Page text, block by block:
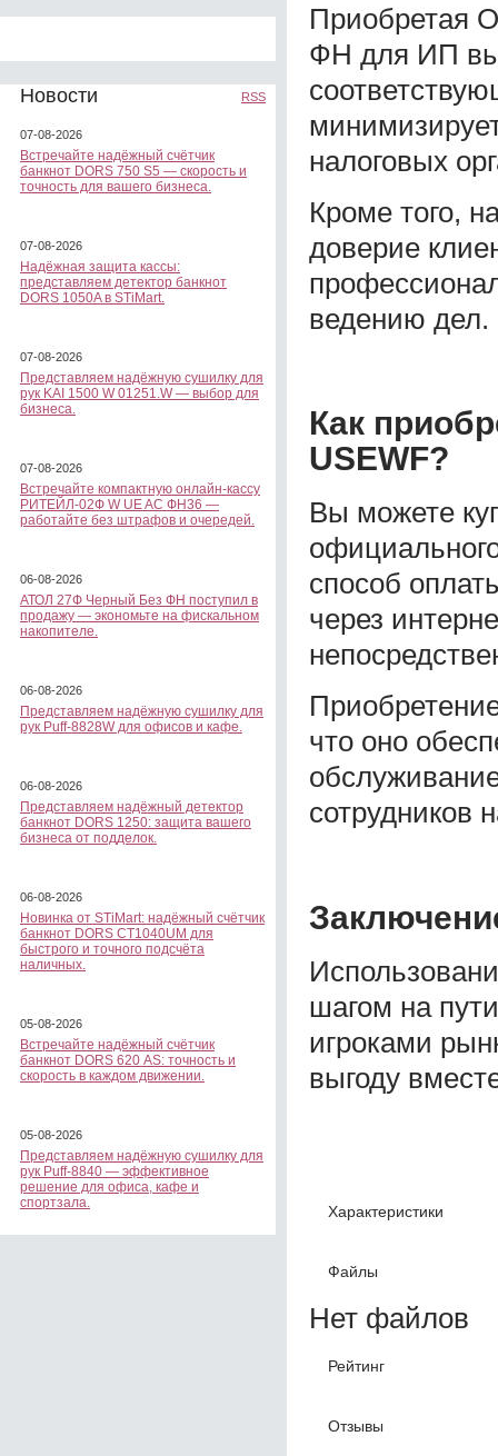
Новости RSS
07-08-2026
Встречайте надёжный счётчик
банкнот DORS 750 S5 — скорость и
точность для вашего бизнеса.
07-08-2026
Надёжная защита кассы:
представляем детектор банкнот
DORS 1050A в STiMart.
07-08-2026
Представляем надёжную сушилку для
рук KAI 1500 W 01251.W — выбор для
бизнеса.
07-08-2026
Встречайте компактную онлайн-кассу
РИТЕЙЛ-02Ф W UE AC ФН36 —
работайте без штрафов и очередей.
06-08-2026
АТОЛ 27Ф Черный Без ФН поступил в
продажу — экономьте на фискальном
накопителе.
06-08-2026
Представляем надёжную сушилку для
рук Puff-8828W для офисов и кафе.
06-08-2026
Представляем надёжный детектор
банкнот DORS 1250: защита вашего
бизнеса от подделок.
06-08-2026
Новинка от STiMart: надёжный счётчик
банкнот DORS CT1040UM для
быстрого и точного подсчёта
наличных.
05-08-2026
Встречайте надёжный счётчик
банкнот DORS 620 АS: точность и
скорость в каждом движении.
05-08-2026
Представляем надёжную сушилку для
рук Puff-8840 — эффективное
решение для офиса, кафе и
спортзала.
Приобретая
ФН для ИП вы
налоговых
Кроме того,
доверие
ведению дел.
Как
USEWF?
Вы можете
способ
через
что оно
сотрудников
шагом на
игроками
выгоду
Характеристики
Файлы
Нет файлов
Рейтинг
Отзывы